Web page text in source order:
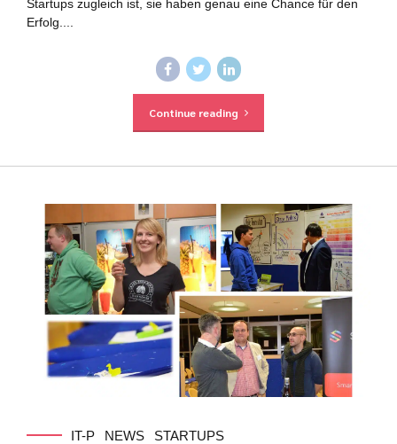
Startups zugleich ist, sie haben genau eine Chance für den
Erfolg....
Continue reading
IT-P NEWS STARTUPS